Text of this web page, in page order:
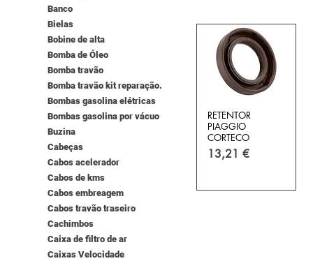
Banco
Bielas
Bobine de alta
Bomba de Óleo
Bomba travão
Bomba travão kit reparação.
Bombas gasolina elétricas
Bombas gasolina por vácuo
Buzina
Cabeças
Cabos acelerador
Cabos de kms
Cabos embreagem
Cabos travão traseiro
Cachimbos
Caixa de filtro de ar
Caixas Velocidade
RETENTOR
PIAGGIO
CORTECO
Preço
13,21 €